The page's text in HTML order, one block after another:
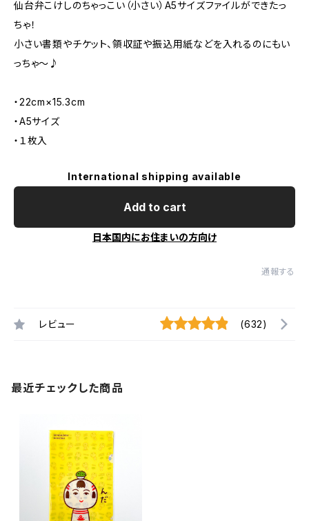
仙台弁こけしのちゃっこい（小さい）A5サイズファイルができたっ
ちゃ！
小さい書類やチケット、領収証や振込用紙などを入れるのにもい
っちゃ〜♪
・22cm×15.3cm
・A5サイズ
・１枚入
International shipping available
Add to cart
日本国内にお住まいの方向け
通報する
レビュー (632)
最近チェックした商品